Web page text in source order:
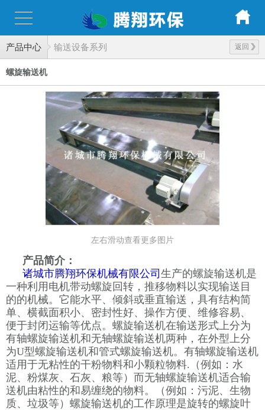
产品中心 返回
输送设备系列
螺旋输送机
左右滑动查看更多图片
产品简介：
诸城市腾翔环保机械有限公司 生产的螺旋输送机是
一种利用电机带动螺旋回转，推移物料以实现输送目
的的机械。它能水平、倾斜或垂直输送，具有结构简
单、横截面积小、密封性好、操作方便、维修容易、
便于封闭运输等优点。螺旋输送机在输送形式上分为
有轴螺旋输送机和无轴螺旋输送机两种，在外型上分
为U型螺旋输送机和管式螺旋输送机。有轴螺旋输送机
适用于无粘性的干粉物料和小颗粒物料.（例如：水
泥、粉煤灰、石灰、粮等）而无轴螺旋输送机适合输
送机由粘性的和易缠绕的物料。（例如：污泥、生物
质、垃圾等）螺旋输送机的工作原理是旋转的螺旋叶